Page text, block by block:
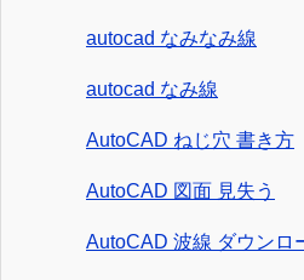
autocad なみなみ線
autocad なみ線
AutoCAD ねじ穴 書き方
AutoCAD 図面 見失う
AutoCAD 波線 ダウンロ